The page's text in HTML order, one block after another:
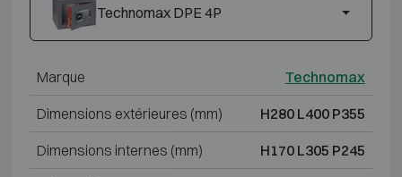
Technomax DPE 4P
Marque Technomax
Dimensions extérieures (mm) H280 L400 P355
Dimensions internes (mm) H170 L305 P245